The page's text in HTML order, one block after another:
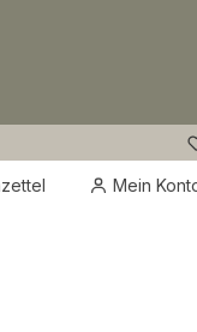
Du hast 0Mein